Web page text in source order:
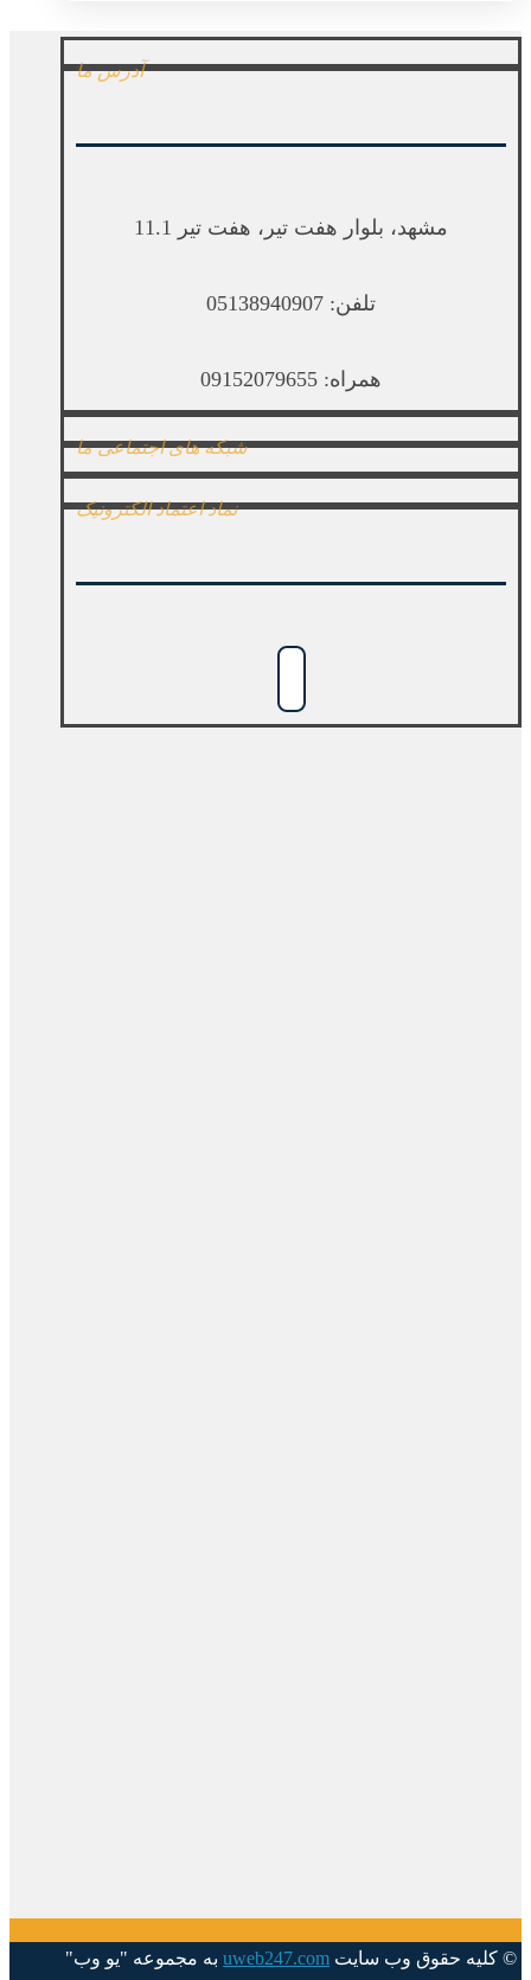
آدرس ما
مشهد، بلوار هفت تیر، هفت تیر 11.1
تلفن: 05138940907
همراه: 09152079655
شبکه های اجتماعی ما
نماد اعتماد الکترونیک
© کلیه حقوق وب سایت uweb247.comبه مجموعه "یو وب"